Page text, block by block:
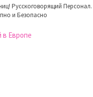
Русскоговорящий Персонал.
и Безопасно